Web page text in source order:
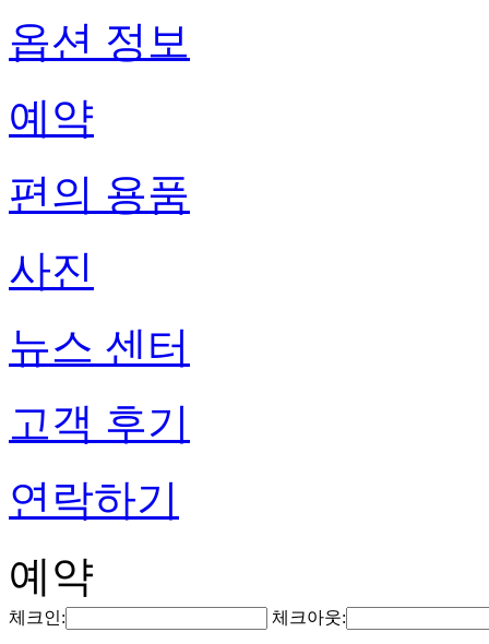
옵션 정보
예약
편의 용품
사진
뉴스 센터
고객 후기
연락하기
예약
체크인: 체크아웃: